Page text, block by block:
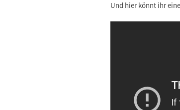
Und hier könnt ihr